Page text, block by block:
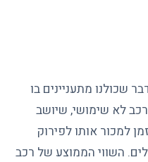
הדבר שכולנו מתעניינים בו
לא שימושי, שיושב
למכור אותו לפירוק
השווי הממוצע של רכב